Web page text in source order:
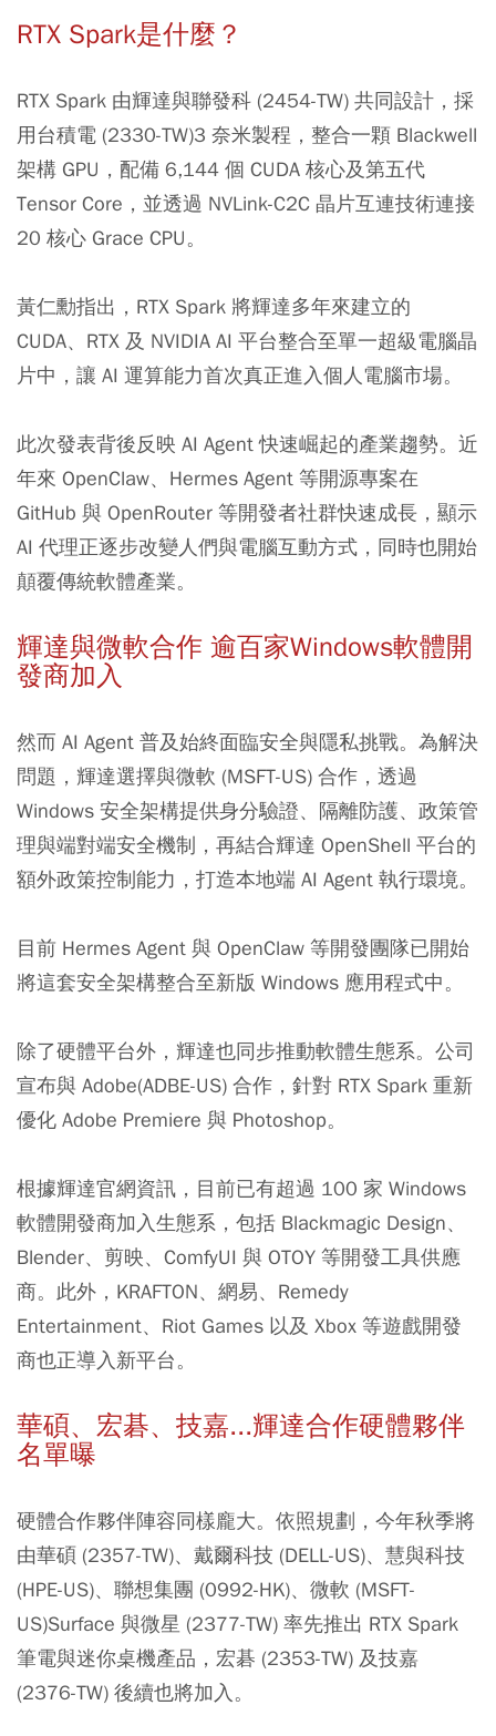
RTX Spark是什麼？
RTX Spark 由輝達與聯發科 (2454-TW) 共同設計，採
用台積電 (2330-TW)3 奈米製程，整合一顆 Blackwell
架構 GPU，配備 6,144 個 CUDA 核心及第五代
Tensor Core，並透過 NVLink-C2C 晶片互連技術連接
20 核心 Grace CPU。
黃仁勳指出，RTX Spark 將輝達多年來建立的
CUDA、RTX 及 NVIDIA AI 平台整合至單一超級電腦晶
片中，讓 AI 運算能力首次真正進入個人電腦市場。
此次發表背後反映 AI Agent 快速崛起的產業趨勢。近
年來 OpenClaw、Hermes Agent 等開源專案在
GitHub 與 OpenRouter 等開發者社群快速成長，顯示
AI 代理正逐步改變人們與電腦互動方式，同時也開始
顛覆傳統軟體產業。
輝達與微軟合作 逾百家Windows軟體開
發商加入
然而 AI Agent 普及始終面臨安全與隱私挑戰。為解決
問題，輝達選擇與微軟 (MSFT-US) 合作，透過
Windows 安全架構提供身分驗證、隔離防護、政策管
理與端對端安全機制，再結合輝達 OpenShell 平台的
額外政策控制能力，打造本地端 AI Agent 執行環境。
目前 Hermes Agent 與 OpenClaw 等開發團隊已開始
將這套安全架構整合至新版 Windows 應用程式中。
除了硬體平台外，輝達也同步推動軟體生態系。公司
宣布與 Adobe(ADBE-US) 合作，針對 RTX Spark 重新
優化 Adobe Premiere 與 Photoshop。
根據輝達官網資訊，目前已有超過 100 家 Windows
軟體開發商加入生態系，包括 Blackmagic Design、
Blender、剪映、ComfyUI 與 OTOY 等開發工具供應
商。此外，KRAFTON、網易、Remedy
Entertainment、Riot Games 以及 Xbox 等遊戲開發
商也正導入新平台。
華碩、宏碁、技嘉...輝達合作硬體夥伴
名單曝
硬體合作夥伴陣容同樣龐大。依照規劃，今年秋季將
由華碩 (2357-TW)、戴爾科技 (DELL-US)、慧與科技
(HPE-US)、聯想集團 (0992-HK)、微軟 (MSFT-
US)Surface 與微星 (2377-TW) 率先推出 RTX Spark
筆電與迷你桌機產品，宏碁 (2353-TW) 及技嘉
(2376-TW) 後續也將加入。